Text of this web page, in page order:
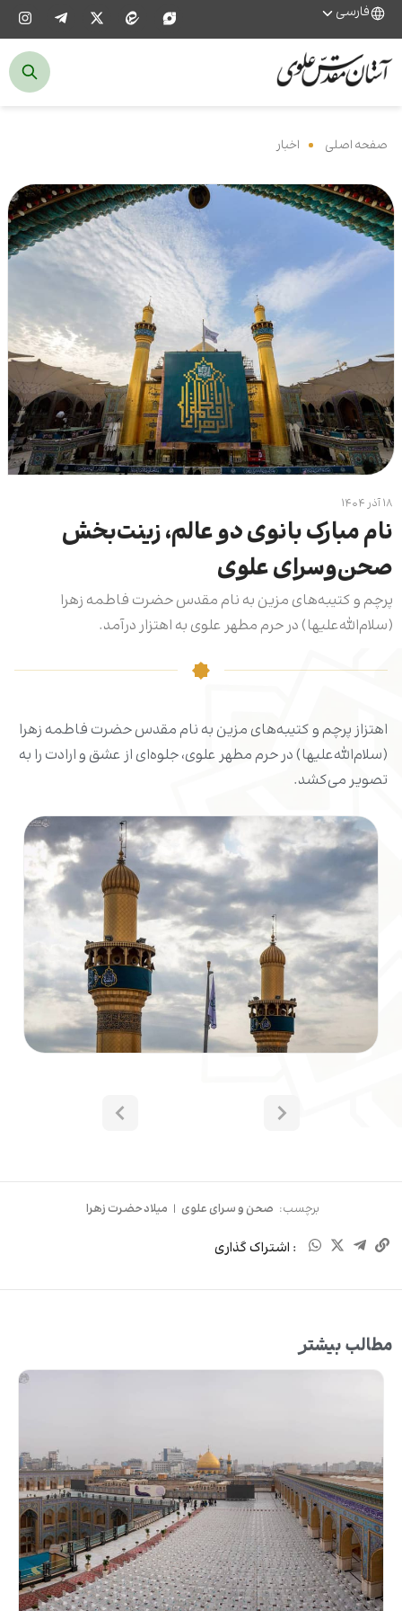
فارسی
صفحه اصلی اخبار
۱۸ آذر ۱۴۰۴
نام مبارک بانوی دو عالم، زینت‌بخش
صحن‌وسرای علوی
پرچم و کتیبه‌های مزین به نام مقدس حضرت فاطمه زهرا
(سلام‌الله‌علیها) در حرم مطهر علوی به اهتزار درآمد.
اهتزاز پرچم و کتیبه‌های مزین به نام مقدس حضرت فاطمه زهرا
(سلام‌الله‌علیها) در حرم مطهر علوی، جلوه‌ای از عشق و ارادت را به
تصویر می‌کشد.
برچسب: صحن و سرای علوی | میلاد حضرت زهرا
: اشتراک گذاری
مطالب بیشتر